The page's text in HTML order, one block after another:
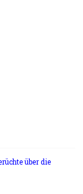
über die